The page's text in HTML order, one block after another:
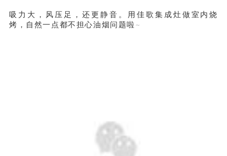
吸力大，风压足，还更静音。用佳歌集成灶做室内烧
烤，自然一点都不担心油烟问题啦~